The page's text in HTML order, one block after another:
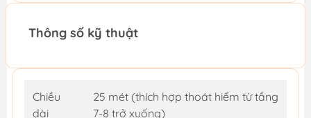
Thông số kỹ thuật
Chiều
dài
25 mét (thích hợp thoát hiểm từ tầng
7-8 trở xuống)